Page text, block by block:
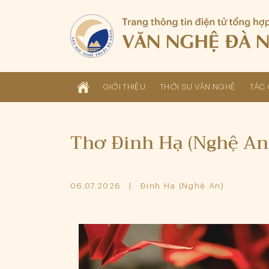
GIỚI THIỆU THỜI SỰ VĂN NGHỆ TÁC
Thơ Đinh Hạ (Nghệ
06.07.2026 Đinh Hạ (Nghệ An)